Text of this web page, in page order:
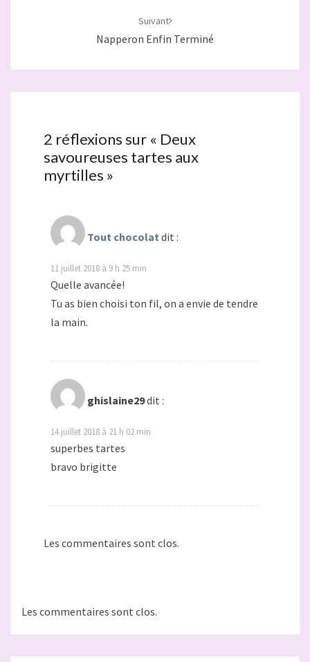
Suivant
Napperon Enfin Terminé
2 réflexions sur « Deux
savoureuses tartes aux
myrtilles »
Tout chocolat dit :
11 juillet 2018 à 9 h 25 min
Quelle avancée!
Tu as bien choisi ton fil, on a envie de tendre
la main.
ghislaine29dit :
14 juillet 2018 à 21 h 02 min
superbes tartes
bravo brigitte
Les commentaires sont clos.
Les commentaires sont clos.